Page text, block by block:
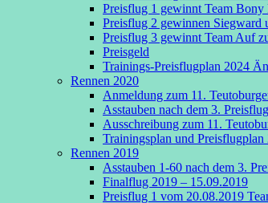
Preisflug 1 gewinnt Team Bony
Preisflug 2 gewinnen Siegward
Preisflug 3 gewinnt Team Auf
Preisgeld
Trainings-Preisflugplan 2024
Rennen 2020
Anmeldung zum 11.
Asstauben nach dem 3.
Ausschreibung zum 11.
Trainingsplan und Preisflugplan
Rennen 2019
Asstauben 1-60 nach dem 3.
Finalflug 2019 – 15.09.2019
Preisflug 1 vom 20.08.2019